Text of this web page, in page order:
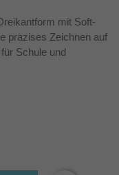
mit Soft-
präzises Zeichnen auf
Schule und